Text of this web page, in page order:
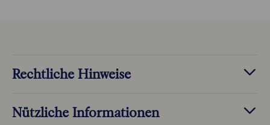
Rechtliche Hinweise
Nützliche Informationen